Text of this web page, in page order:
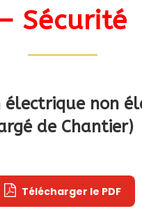
– Sécurité
non
de Chantier)
Télécharger le PDF